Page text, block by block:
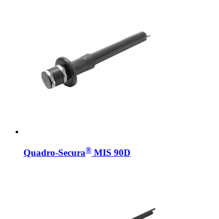
Quadro-Secura® MIS 90D